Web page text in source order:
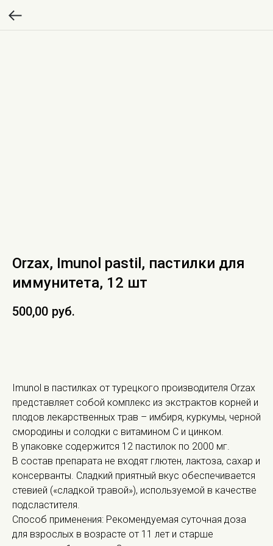
Orzax, Imunol pastil, пастилки для
иммунитета, 12 шт
500,00 руб.
Imunol в пастилках от турецкого производителя Orzax
представляет собой комплекс из экстрактов корней и
плодов лекарственных трав – имбиря, куркумы, черной
смородины и солодки с витамином С и цинком.
В упаковке содержится 12 пастилок по 2000 мг.
В состав препарата не входят глютен, лактоза, сахар и
консерванты. Сладкий приятный вкус обеспечивается
стевией («сладкой травой»), используемой в качестве
подсластителя.
Способ применения: Рекомендуемая суточная доза
для взрослых в возрасте от 11 лет и старше